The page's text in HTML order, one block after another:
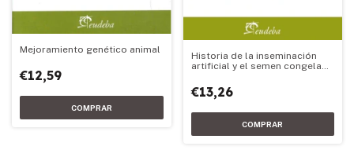
Mejoramiento genético animal
€12,59
Historia de la inseminación
artificial y el semen congelado
€13,26